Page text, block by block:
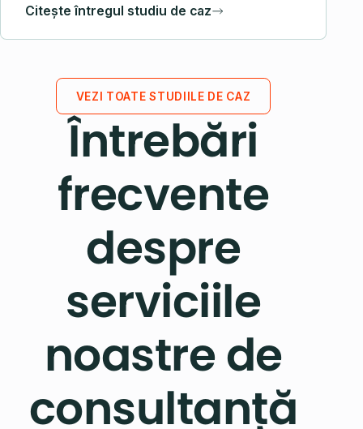
Citește întregul studiu de caz
VEZI TOATE STUDIILE DE CAZ
Întrebări
frecvente
despre
serviciile
noastre de
consultanță